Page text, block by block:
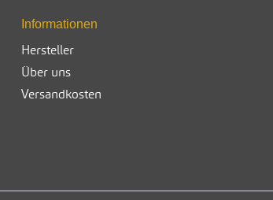
Informationen
Hersteller
Über uns
Versandkosten